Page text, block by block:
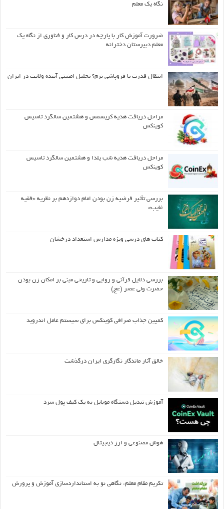
نگاه یک معلم
ضرورت آموزش کار با پارچه در درس کار و فناوری از نگاه یک
معلم دبیرستان دخترانه
انتقال قدرت یا فروپاشی نرم؟ تحلیل امنیتی آینده ولایت در ایران
مراحل دریافت هدیه کریسمس و هشتمین سالگرد تاسیس
کوینکس
مراحل دریافت هدیه شب یلدا و هشتمین سالگرد تاسیس
کوینکس
بررسی تأثیر فرضیه زن بودن امام دوازدهم بر نظریه «فقیه
غایب»
کتاب های درسی ویژه مدارس استعداد درخشان
بررسی دلایل قرآنی و روایی و تاریخی مبنی بر امکان زن بودن
حضرت ولی عصر (عج)
کمپین جذاب صرافی کوینکس برای سیستم عامل اندروید
خالق آثار ماندگار نگارگری ایران درگذشت
آموزش تبدیل دستگاه موبایل به یک کیف‌ پول سرد
هوش مصنوعی و ارز دیجیتال
تکریم مقام معلم: نگاهی نو به استانداردسازی آموزش و پرورش